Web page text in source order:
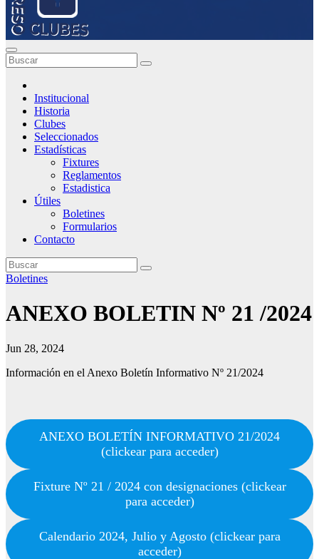
Institucional
Historia
Clubes
Seleccionados
Estadísticas
Fixtures
Reglamentos
Estadistica
Útiles
Boletines
Formularios
Contacto
Boletines
ANEXO BOLETIN Nº 21 /2024
Jun 28, 2024
Información en el Anexo Boletín Informativo Nº 21/2024
ANEXO BOLETÍN INFORMATIVO 21/2024
(clickear para acceder)
Fixture Nº 21 / 2024 con designaciones (clickear
para acceder)
Calendario 2024, Julio y Agosto (clickear para
acceder)